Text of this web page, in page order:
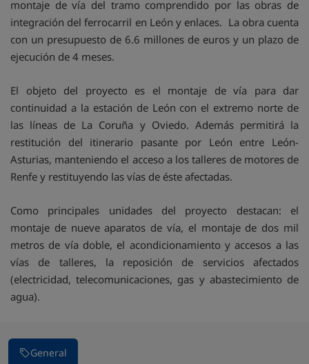
montaje de vía del tramo comprendido por las obras de
integración del ferrocarril en León y enlaces. La obra cuenta
con un presupuesto de 6.6 millones de euros y un plazo de
ejecución de 4 meses.
El objeto del proyecto es el montaje de vía para dar
continuidad a la estación de León con el extremo norte de
las líneas de La Coruña y Oviedo. Además permitirá la
restitución del itinerario pasante por León entre León-
Asturias, manteniendo el acceso a los talleres de motores de
Renfe y restituyendo las vías de éste afectadas.
Como principales unidades del proyecto destacan: el
montaje de nueve aparatos de vía, el montaje de dos mil
metros de vía doble, el acondicionamiento y accesos a las
vías de talleres, la reposición de servicios afectados
(electricidad, telecomunicaciones, gas y abastecimiento de
agua).
General